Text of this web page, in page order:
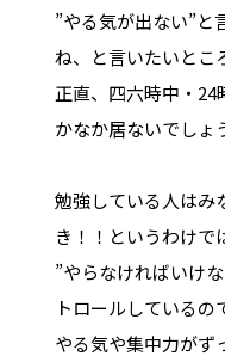
”やる気が出ない”と
ね、と言いたいとこ
正直、四六時中・
かなか居ないでしょ
勉強している人はみ
き！！というわけで
”やらなければいけ
トロールしているの
やる気や集中力がず